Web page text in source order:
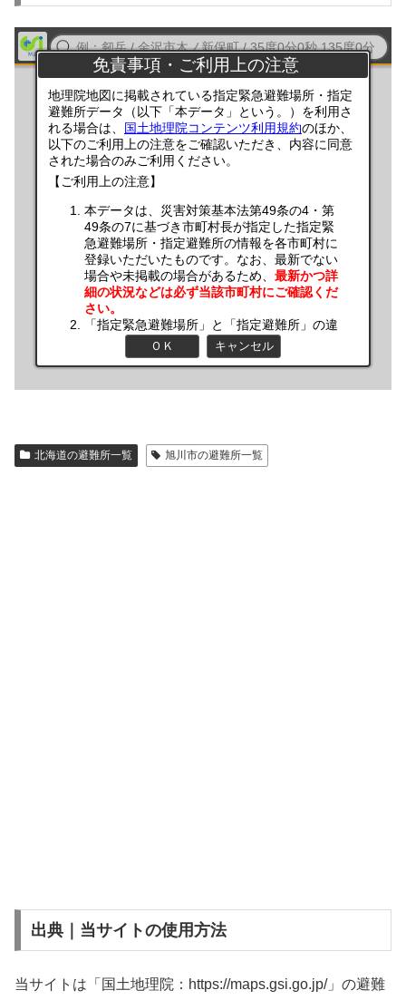
北海道の避難所一覧 旭川市の避難所一覧
出典｜当サイトの使用方法
当サイトは「国土地理院：https://maps.gsi.go.jp/」の避難